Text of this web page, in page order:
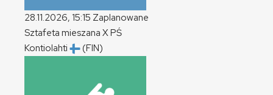
28.11.2026, 15:15 Zaplanowane
Sztafeta mieszana XPŚ
Kontiolahti
(FIN)